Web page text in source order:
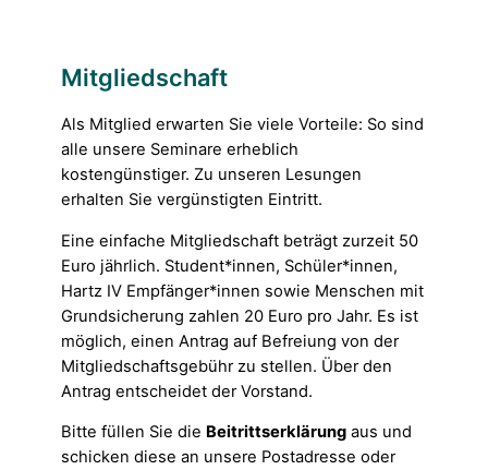
Mitgliedschaft
Als Mitglied erwarten Sie viele Vorteile: So sind
alle unsere Seminare erheblich
kostengünstiger. Zu unseren Lesungen
erhalten Sie vergünstigten Eintritt.
Eine einfache Mitgliedschaft beträgt zurzeit 50
Euro jährlich. Student*innen, Schüler*innen,
Hartz IV Empfänger*innen sowie Menschen mit
Grundsicherung zahlen 20 Euro pro Jahr. Es ist
möglich, einen Antrag auf Befreiung von der
Mitgliedschaftsgebühr zu stellen. Über den
Antrag entscheidet der Vorstand.
Bitte füllen Sie die Beitrittserklärung aus und
schicken diese an unsere Postadresse oder